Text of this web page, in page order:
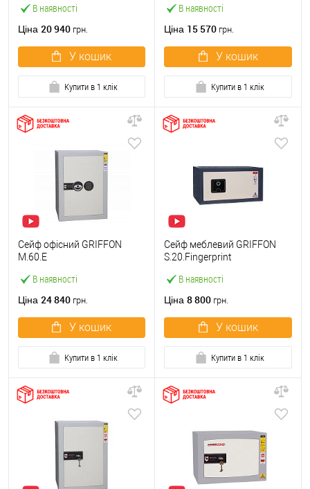
В наявності
Ціна 20 940 грн.
У кошик
Купити в 1 клік
В наявності
Ціна 15 570 грн.
У кошик
Купити в 1 клік
В наявності
Сейф офісний GRIFFON
M.60.E
Ціна 24 840 грн.
У кошик
Купити в 1 клік
В наявності
Сейф меблевий GRIFFON
S.20.Fingerprint
Ціна 8 800 грн.
У кошик
Купити в 1 клік